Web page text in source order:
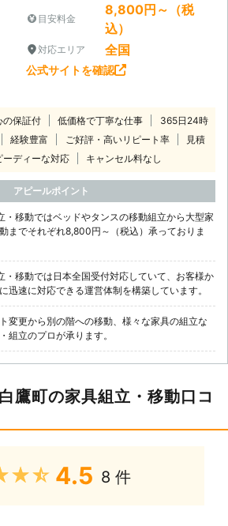
目安料金
8,800円～（税
込）
対応エリア 全国
公式サイトを確認
の保証付 低価格で丁寧な仕事
365日24時
経験豊富 ご好評・高いリピート率
見積
ーディーな対応 キャンセル料なし
アピールポイント
・移動ではベッドやタンスの移動組立から大型家
までそれぞれ8,800円～（税込）承っておりま
・移動では日本全国受付対応していて、お客様か
迅速に対応できる運営体制を構築しています。
変更から別の階への移動、様々な家具の組立な
組立のプロが承ります。
鷹町の家具組立・移動口コ
4.5 8 件